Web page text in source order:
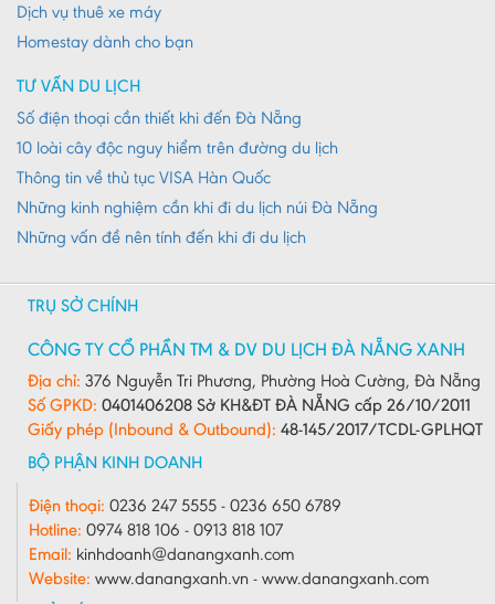
Quảng Ngãi
Quảng Ninh
Quảng Trị
Sóc Trăng
Sơn La
Tây Ninh
Thái Nguyên
Thừa Thiên - Huế
Thanh Hóa
Tiền Giang
Trà Vinh
Tuyên Quang
Vĩnh Long
Vĩnh Phúc
Dịch vụ thuê xe máy
Homestay dành cho bạn
TƯ VẤN DU LỊCH
Số điện thoại cần thiết khi đến Đà Nẵng
10 loài cây độc nguy hiểm trên đường du lịch
Thông tin về thủ tục VISA Hàn Quốc
Những kinh nghiệm cần khi đi du lịch núi Đà Nẵng
Những vấn đề nên tính đến khi đi du lịch
TRỤ SỞ CHÍNH
CÔNG TY CỔ PHẦN TM & DV DU LỊCH ĐÀ NẴNG XANH
Địa chỉ: 376 Nguyễn Tri Phương, Phường Hoà Cường, Đà Nẵng
Số GPKD: 0401406208 Sở KH&ĐT ĐÀ NẴNG cấp 26/10/2011
Giấy phép (Inbound & Outbound): 48-145/2017/TCDL-GPLHQT
BỘ PHẬN KINH DOANH
Điện thoại: 0236 247 5555 - 0236 650 6789
Hotline: 0974 818 106 - 0913 818 107
Email: kinhdoanh@danangxanh.com
Website: www.danangxanh.vn - www.danangxanh.com